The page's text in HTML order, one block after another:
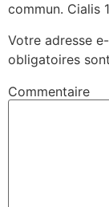
commun. Cialis
Votre adresse
obligatoires
Commentaire